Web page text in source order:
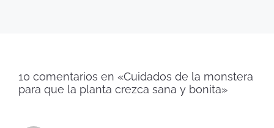
10 comentarios en «Cuidados de la monstera
para que la planta crezca sana y bonita»